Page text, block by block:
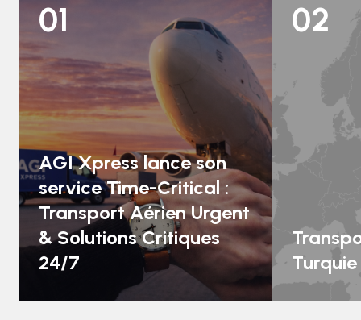
01
AGI Xpress lance son
service Time-Critical :
Transport Aérien Urgent
& Solutions Critiques
24/7
02